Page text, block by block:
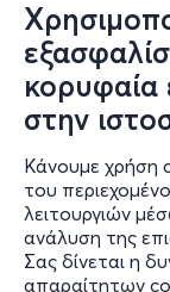
κορυφαία
στην
Κάνουμε χρήση
του
λειτουργιών
ανάλυση της
Σας δίνεται η
απαραίτητων